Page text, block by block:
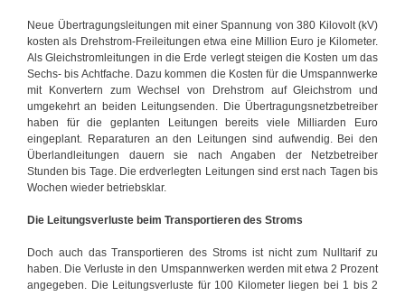
Neue Übertragungsleitungen mit einer Spannung von 380 Kilovolt (kV)
kosten als Drehstrom-Freileitungen etwa eine Million Euro je Kilometer.
Als Gleichstromleitungen in die Erde verlegt steigen die Kosten um das
Sechs- bis Achtfache. Dazu kommen die Kosten für die Umspannwerke
mit Konvertern zum Wechsel von Drehstrom auf Gleichstrom und
umgekehrt an beiden Leitungsenden. Die Übertragungsnetzbetreiber
haben für die geplanten Leitungen bereits viele Milliarden Euro
eingeplant. Reparaturen an den Leitungen sind aufwendig. Bei den
Überlandleitungen dauern sie nach Angaben der Netzbetreiber
Stunden bis Tage. Die erdverlegten Leitungen sind erst nach Tagen bis
Wochen wieder betriebsklar.
Die Leitungsverluste beim Transportieren des Stroms
Doch auch das Transportieren des Stroms ist nicht zum Nulltarif zu
haben. Die Verluste in den Umspannwerken werden mit etwa 2 Prozent
angegeben. Die Leitungsverluste für 100 Kilometer liegen bei 1 bis 2